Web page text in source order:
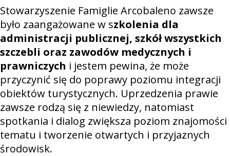
Stowarzyszenie Famiglie Arcobaleno zawsze
było zaangażowane w szkolenia dla
administracji publicznej, szkół wszystkich
szczebli oraz zawodów medycznych i
prawniczych i jestem pewina, że może
przyczynić się do poprawy poziomu integracji
obiektów turystycznych. Uprzedzenia prawie
zawsze rodzą się z niewiedzy, natomiast
spotkania i dialog zwiększa poziom znajomości
tematu i tworzenie otwartych i przyjaznych
środowisk.